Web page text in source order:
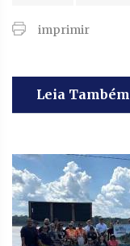
imprimir
Leia Também